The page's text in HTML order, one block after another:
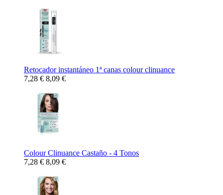
Retocador instantáneo 1ª canas colour clinuance
7,28 € 8,09 €
Colour Clinuance Castaño - 4 Tonos
7,28 € 8,09 €